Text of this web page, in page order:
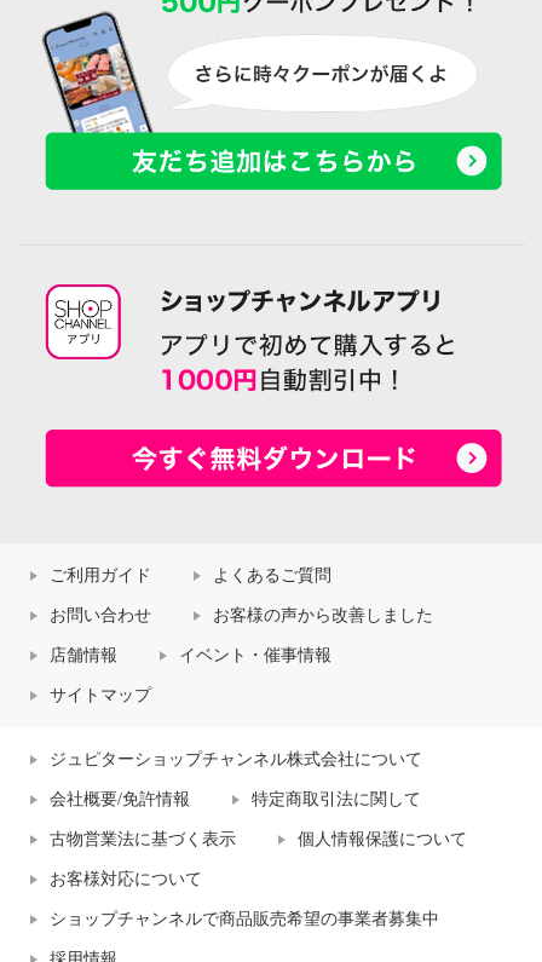
ご利用ガイド よくあるご質問
お問い合わせ お客様の声から改善しました
店舗情報 イベント・催事情報
サイトマップ
ジュピターショップチャンネル株式会社について
会社概要/免許情報 特定商取引法に関して
古物営業法に基づく表示 個人情報保護について
お客様対応について
ショップチャンネルで商品販売希望の事業者募集中